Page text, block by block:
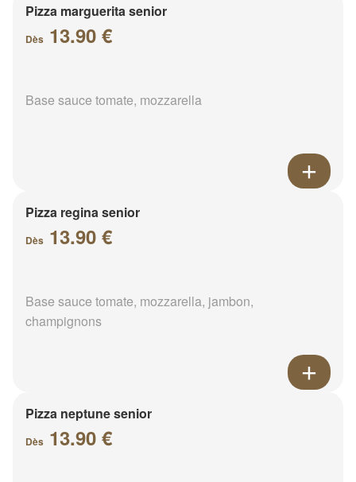
Pizza marguerita senior
Dès 13.90 €
Base sauce tomate, mozzarella
Pizza regina senior
Dès 13.90 €
Base sauce tomate, mozzarella, jambon,
champignons
Pizza neptune senior
Dès 13.90 €